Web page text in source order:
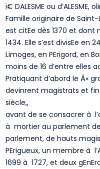
ï€­ DALESME ou d’ALESME,
Famille originaire de
est citEe dès 1370 et dont
1434. Elle s’est divisEe en
Limoges, en PErigord, en
moins de 16 d’entre elles
Pratiquant d’abord le Â«
devinrent magistrats et
siècle,,
avant de se consacrer à
à mortier au parlement
parlement, de hauts
PErigueux, un membre à
1699 à 1727, et deux